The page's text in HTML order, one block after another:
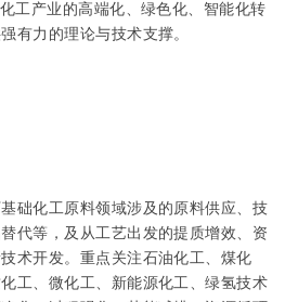
工产业的高端化、绿色化、智能化转
有力的理论与技术支撑。
础化工原料领域涉及的原料供应、技
代等，及从工艺出发的提质增效、资
术开发。重点关注石油化工、煤化
工、微化工、新能源化工、绿氢技术